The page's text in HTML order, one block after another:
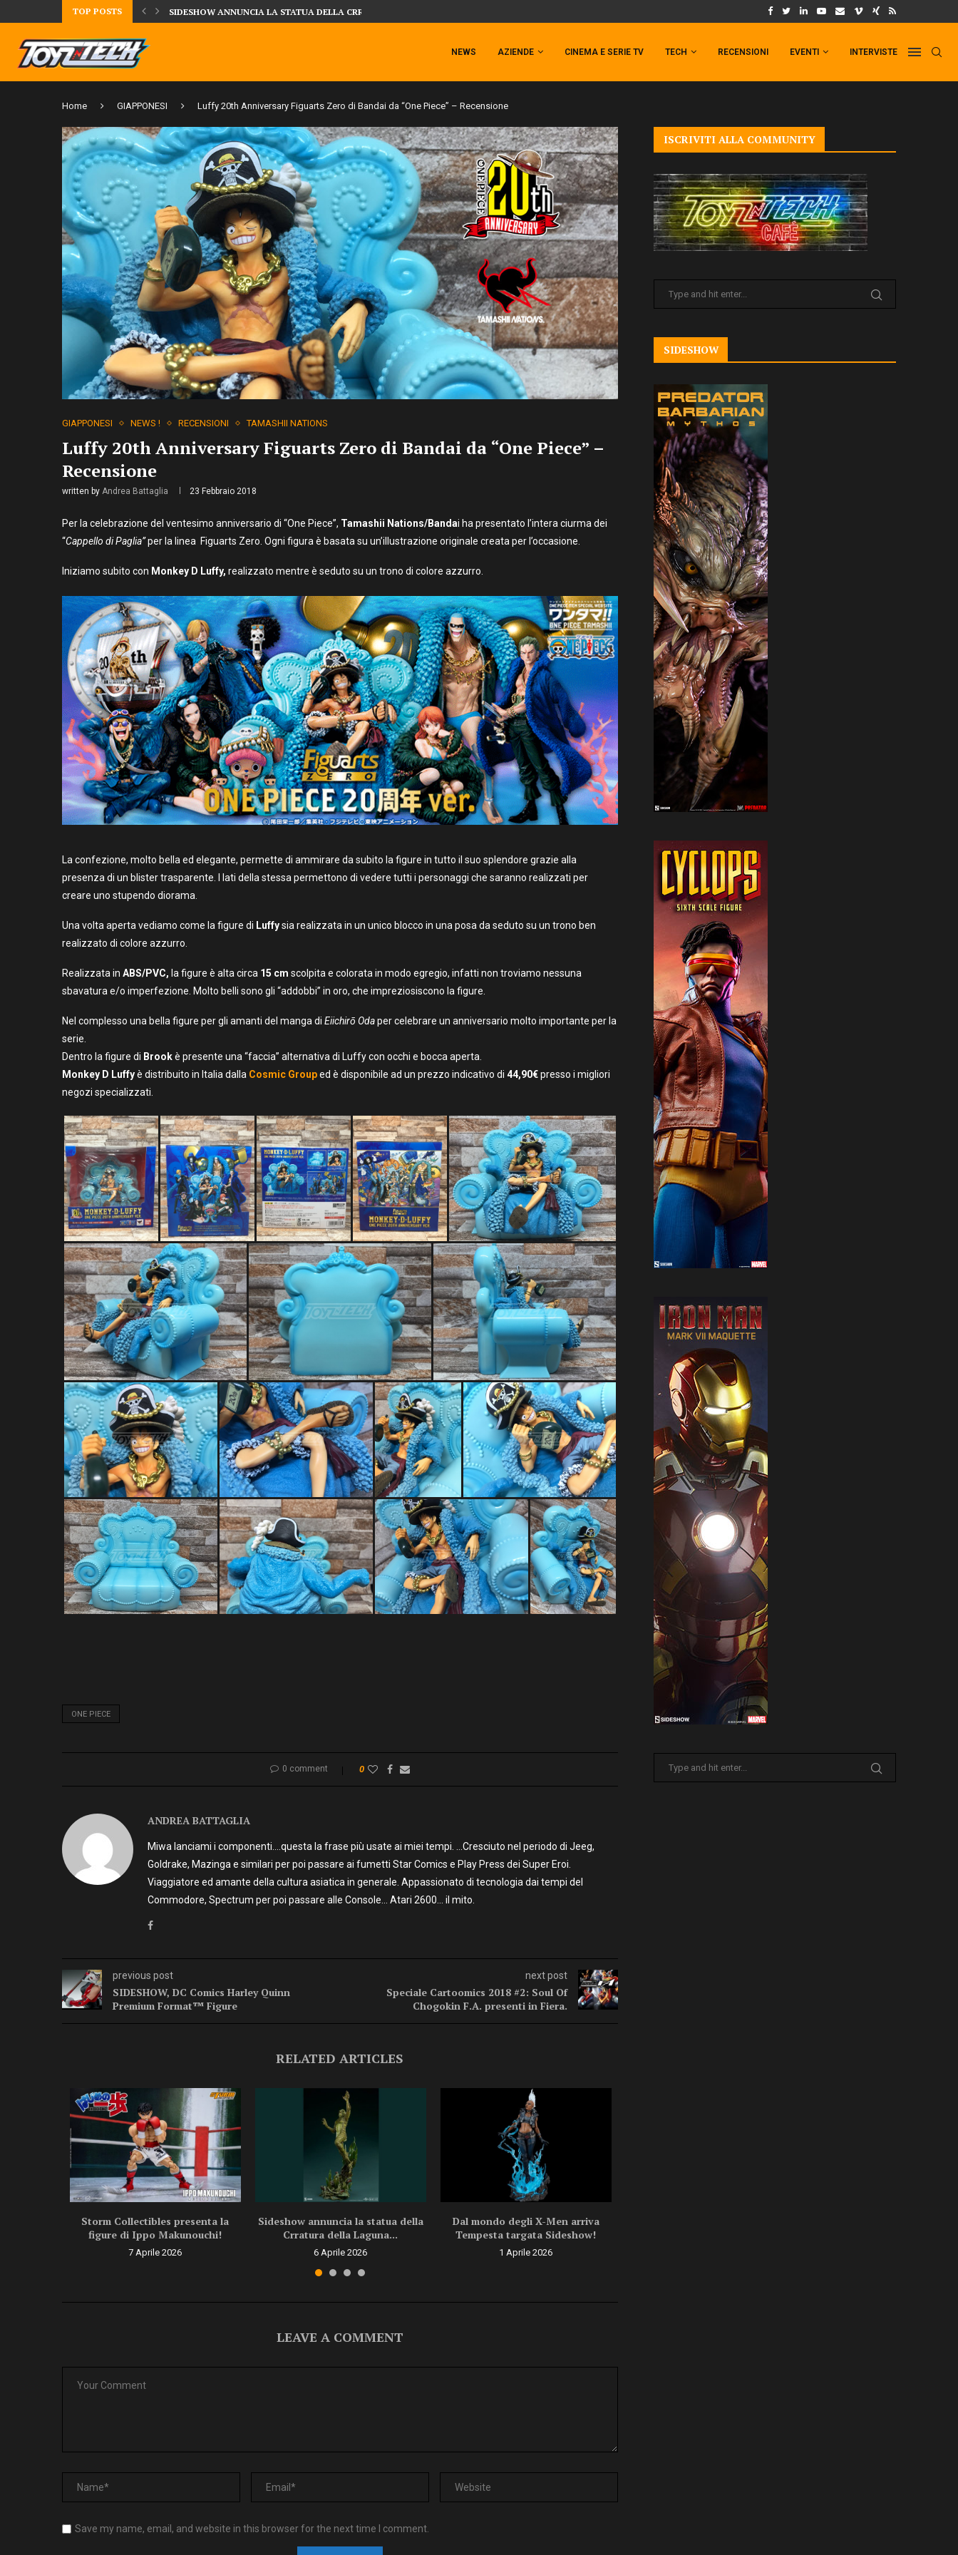
TOP POSTS DAL MONDO DEGLI X-MEN ARRIVA TEMPESTA TARGATA SIDESHOW! IL TRAILER DI FIST OF THE NORTH STAR!
NEWS AZIENDE CINEMA E SERIE TV TECH RECENSIONI EVENTI INTERVISTE
Home GIAPPONESI Luffy 20th Anniversary Figuarts Zero di Bandai da “One Piece” – Recensione
GIAPPONESI NEWS ! RECENSIONI TAMASHII NATIONS
Luffy 20th Anniversary Figuarts Zero di Bandai da “One Piece” –
Recensione
written by Andrea Battaglia 23 Febbraio 2018
Per la celebrazione del ventesimo anniversario di “One Piece”, Tamashii Nations/Bandai ha presentato l’intera ciurma dei
“Cappello di Paglia”per la linea Figuarts Zero. Ogni figura è basata su un’illustrazione originale creata per l’occasione.
Iniziamo subito con Monkey D Luffy, realizzato mentre è seduto su un trono di colore azzurro.
La confezione, molto bella ed elegante, permette di ammirare da subito la figure in tutto il suo splendore grazie alla
presenza di un blister trasparente. I lati della stessa permettono di vedere tutti i personaggi che saranno realizzati per
creare uno stupendo diorama.
Una volta aperta vediamo come la figure di Luffysia realizzata in un unico blocco in una posa da seduto su un trono ben
realizzato di colore azzurro.
Realizzata in ABS/PVC, la figure è alta circa 15 cm scolpita e colorata in modo egregio, infatti non troviamo nessuna
sbavatura e/o imperfezione. Molto belli sono gli “addobbi” in oro, che impreziosiscono la figure.
Nel complesso una bella figure per gli amanti del manga di Eiichirō Odaper celebrare un anniversario molto importante per la
serie.
Dentro la figure di Brookè presente una “faccia” alternativa di Luffy con occhi e bocca aperta.
Monkey D Luffyè distribuito in Italia dalla Cosmic Grouped è disponibile ad un prezzo indicativo di 44,90€presso i migliori
negozi specializzati.
ONE PIECE
0 comment 0
ANDREA BATTAGLIA
Miwa lanciami i componenti….questa la frase più usate ai miei tempi. …Cresciuto nel periodo di Jeeg,
Goldrake, Mazinga e similari per poi passare ai fumetti Star Comics e Play Press dei Super Eroi.
Viaggiatore ed amante della cultura asiatica in generale. Appassionato di tecnologia dai tempi del
Commodore, Spectrum per poi passare alle Console… Atari 2600… il mito.
previous post
SIDESHOW, DC Comics Harley Quinn
Premium Format™ Figure
next post
Speciale Cartoomics 2018 #2: Soul Of
Chogokin F.A. presenti in Fiera.
RELATED ARTICLES
Storm Collectibles presenta la
figure di Ippo Makunouchi!
7 Aprile 2026
Sideshow annuncia la statua della
Crratura della Laguna...
6 Aprile 2026
Dal mondo degli X-Men arriva
Tempesta targata Sideshow!
1 Aprile 2026
LEAVE A COMMENT
Save my name, email, and website in this browser for the next time I comment.
ISCRIVITI ALLA COMMUNITY
SIDESHOW